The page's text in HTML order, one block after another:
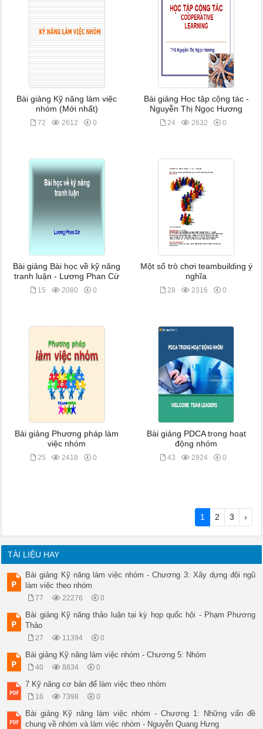
Bài giảng Kỹ năng làm việc
nhóm (Mới nhất)
72 2612 0
Bài giảng Học tập cộng tác -
Nguyễn Thị Ngọc Hương
24 2632 0
Bài giảng Bài học về kỹ năng
tranh luận - Lương Phan Cừ
15 2080 0
Một số trò chơi teambuilding ý
nghĩa
28 2316 0
Bài giảng Phương pháp làm
việc nhóm
25 2418 0
Bài giảng PDCA trong hoạt
động nhóm
43 2924 0
1 2 3 ›
TÀI LIỆU HAY
Bài giảng Kỹ năng làm việc nhóm - Chương 3: Xây dựng đội ngũ
làm việc theo nhóm
77 22276 0
Bài giảng Kỹ năng thảo luận tại kỳ họp quốc hội - Phạm Phương
Thảo
27 11394 0
Bài giảng Kỹ năng làm việc nhóm - Chương 5: Nhóm
40 8834 0
7 Kỹ năng cơ bản để làm việc theo nhóm
16 7398 0
Bài giảng Kỹ năng làm việc nhóm - Chương 1: Những vấn đề
chung về nhóm và làm việc nhóm - Nguyễn Quang Hưng